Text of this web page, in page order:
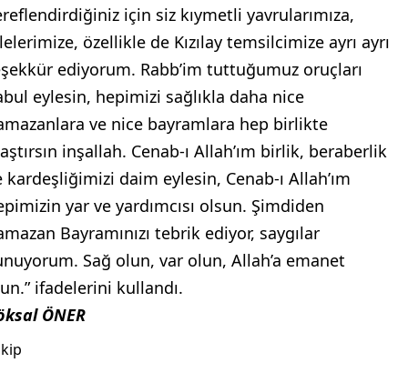
için siz kıymetli yavrularımıza,
özellikle de Kızılay temsilcimize ayrı ayrı
ediyorum. Rabb’im tuttuğumuz oruçları
eylesin, hepimizi sağlıkla daha nice
ve nice bayramlara hep birlikte
inşallah. Cenab-ı Allah’ım birlik, beraberlik
kardeşliğimizi daim eylesin, Cenab-ı Allah’ım
yar ve yardımcısı olsun. Şimdiden
Bayramınızı tebrik ediyor, saygılar
Sağ olun, var olun, Allah’a emanet
ifadelerini kullandı.
ÖNER